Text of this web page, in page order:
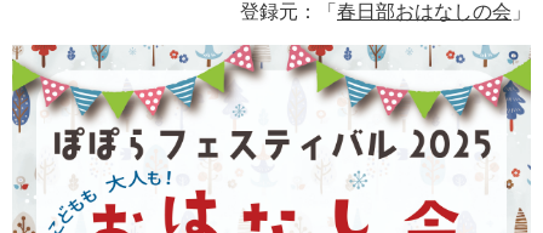
登録元：「 春日部おはなしの会 」